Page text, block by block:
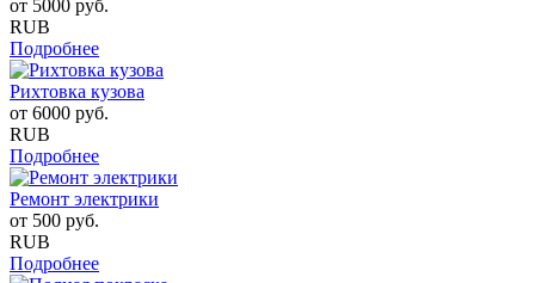
от 5000 руб.
RUB
Подробнее
Рихтовка кузова
от 6000 руб.
RUB
Подробнее
Ремонт электрики
от 500 руб.
RUB
Подробнее